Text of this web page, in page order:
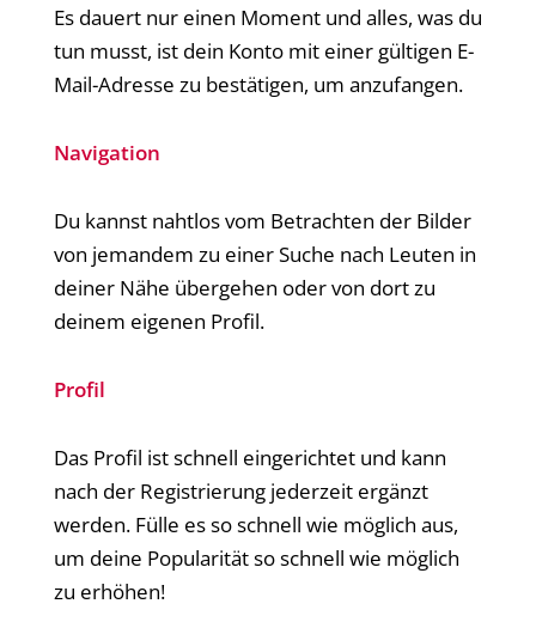
Es dauert nur einen Moment und alles, was du
tun musst, ist dein Konto mit einer gültigen E-
Mail-Adresse zu bestätigen, um anzufangen.
Navigation
Du kannst nahtlos vom Betrachten der Bilder
von jemandem zu einer Suche nach Leuten in
deiner Nähe übergehen oder von dort zu
deinem eigenen Profil.
Profil
Das Profil ist schnell eingerichtet und kann
nach der Registrierung jederzeit ergänzt
werden. Fülle es so schnell wie möglich aus,
um deine Popularität so schnell wie möglich
zu erhöhen!